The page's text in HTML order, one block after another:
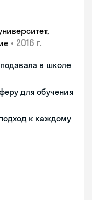
• 2016 г.
в школе
для обучения
к каждому